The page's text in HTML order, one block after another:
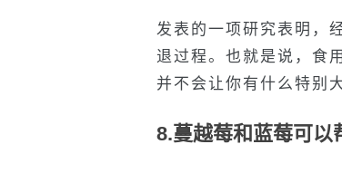
发表的一项研究表明，
退过程。也就是说，食
并不会让你有什么特别
8.蔓越莓和蓝莓可以